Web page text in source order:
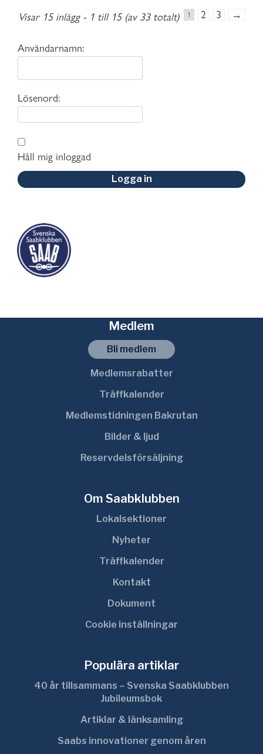
Visar 15 inlägg - 1 till 15 (av 33 totalt) 1 2 3 →
Användarnamn:
Lösenord:
Håll mig inloggad
Logga in
Medlem
Bli medlem
Medlemsrabatter
Träffkalender
Medlemstidningen Bakrutan
Bilder & ljud
Reservdelsförsäljning
Om Saabklubben
Lokalsektioner
Nyheter
Träffkalender
Kontakt
Dokument
Cookie inställningar
Populära artiklar
40 år tillsammans – Svenska Saabklubben
Jubileumsbok
Artiklar & länksamling
Saabs innovationer genom åren